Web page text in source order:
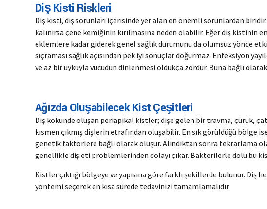
Diş Kisti Riskleri
Diş kisti, diş sorunları içerisinde yer alan en önemli sorunlardan
kalınırsa çene kemiğinin kırılmasına neden olabilir. Eğer diş kistinin
eklemlere kadar giderek genel sağlık durumunu da olumsuz yönde
sıçraması sağlık açısından pek iyi sonuçlar doğurmaz. Enfeksiyon
ve az bir uykuyla vücudun dinlenmesi oldukça zordur. Buna bağlı
Ağızda Oluşabilecek Kist Çeşitleri
Diş kökünde oluşan periapikal kistler; dişe gelen bir travma, çürük,
kısmen çıkmış dişlerin etrafından oluşabilir. En sık görüldüğü bölge
genetik faktörlere bağlı olarak oluşur. Alındıktan sonra tekrarlama
genellikle diş eti problemlerinden dolayı çıkar. Bakterilerle dolu bu
Kistler çıktığı bölgeye ve yapısına göre farklı şekillerde bulunur. Diş
yöntemi seçerek en kısa sürede tedavinizi tamamlamalıdır.